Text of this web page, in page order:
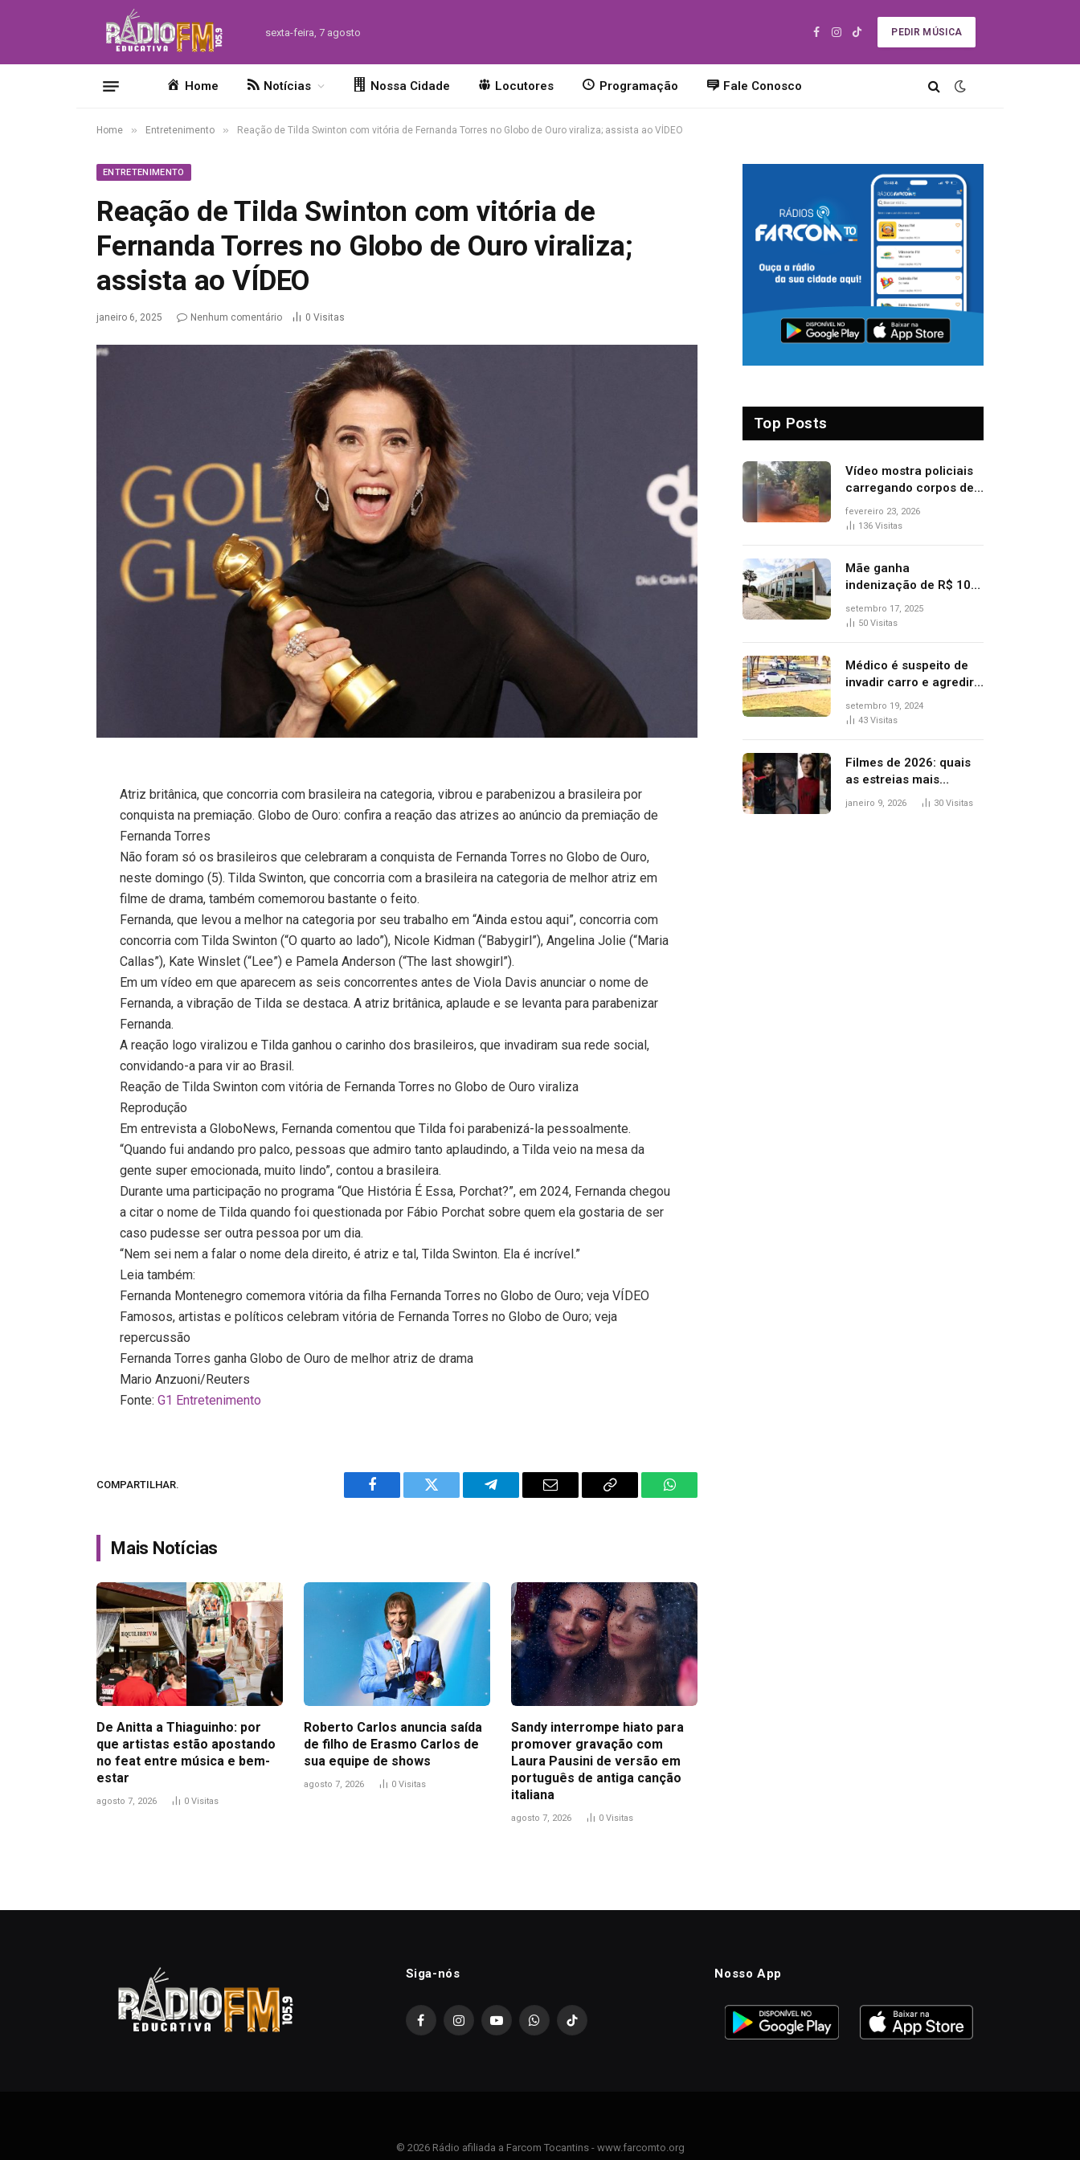
sexta-feira, 7 agosto
Facebook
Instagram
TikTok
PEDIR MÚSICA
Home Notícias Nossa Cidade Locutores Programação Fale Conosco
Home » Entretenimento » Reação de Tilda Swinton com vitória de Fernanda Torres no Globo de Ouro viraliza; assista ao VÍDEO
ENTRETENIMENTO
Reação de Tilda Swinton com vitória de
Fernanda Torres no Globo de Ouro viraliza;
assista ao VÍDEO
janeiro 6, 2025 Nenhum comentário 0 Visitas
Atriz britânica, que concorria com brasileira na categoria, vibrou e parabenizou a brasileira por
conquista na premiação. Globo de Ouro: confira a reação das atrizes ao anúncio da premiação de
Fernanda Torres
Não foram só os brasileiros que celebraram a conquista de Fernanda Torres no Globo de Ouro,
neste domingo (5). Tilda Swinton, que concorria com a brasileira na categoria de melhor atriz em
filme de drama, também comemorou bastante o feito.
Fernanda, que levou a melhor na categoria por seu trabalho em “Ainda estou aqui”, concorria com
concorria com Tilda Swinton (“O quarto ao lado”), Nicole Kidman (“Babygirl”), Angelina Jolie (“Maria
Callas”), Kate Winslet (“Lee”) e Pamela Anderson (“The last showgirl”).
Em um vídeo em que aparecem as seis concorrentes antes de Viola Davis anunciar o nome de
Fernanda, a vibração de Tilda se destaca. A atriz britânica, aplaude e se levanta para parabenizar
Fernanda.
A reação logo viralizou e Tilda ganhou o carinho dos brasileiros, que invadiram sua rede social,
convidando-a para vir ao Brasil.
Reação de Tilda Swinton com vitória de Fernanda Torres no Globo de Ouro viraliza
Reprodução
Em entrevista a GloboNews, Fernanda comentou que Tilda foi parabenizá-la pessoalmente.
“Quando fui andando pro palco, pessoas que admiro tanto aplaudindo, a Tilda veio na mesa da
gente super emocionada, muito lindo”, contou a brasileira.
Durante uma participação no programa “Que História É Essa, Porchat?”, em 2024, Fernanda chegou
a citar o nome de Tilda quando foi questionada por Fábio Porchat sobre quem ela gostaria de ser
caso pudesse ser outra pessoa por um dia.
“Nem sei nem a falar o nome dela direito, é atriz e tal, Tilda Swinton. Ela é incrível.”
Leia também:
Fernanda Montenegro comemora vitória da filha Fernanda Torres no Globo de Ouro; veja VÍDEO
Famosos, artistas e políticos celebram vitória de Fernanda Torres no Globo de Ouro; veja
repercussão
Fernanda Torres ganha Globo de Ouro de melhor atriz de drama
Mario Anzuoni/Reuters
Fonte:G1 Entretenimento
COMPARTILHAR.
Facebook Twitter Telegram Email
Copy
WhatsApp
Mais Notícias
De Anitta a Thiaguinho: por
que artistas estão apostando
no feat entre música e bem-
estar
agosto 7, 2026 0 Visitas
Roberto Carlos anuncia saída
de filho de Erasmo Carlos de
sua equipe de shows
agosto 7, 2026 0 Visitas
Sandy interrompe hiato para
promover gravação com
Laura Pausini de versão em
português de antiga canção
italiana
agosto 7, 2026 0 Visitas
Top Posts
Vídeo mostra policiais
carregando corpos de
suspeitos mortos em
confronto dentro de
fevereiro 23, 2026
136 Visitas
Mãe ganha
indenização de R$ 10
mil após comprar doce
‘zero lactose’ e filha ter
setembro 17, 2025
50 Visitas
Médico é suspeito de
invadir carro e agredir
delegado aposentado
durante confusão no
setembro 19, 2024
43 Visitas
Filmes de 2026: quais
as estreias mais
aguardadas do ano?
janeiro 9, 2026 30 Visitas
Siga-nós
FacebookInstagramYouTubeWhatsAppTikTok
Nosso App
© 2026 Rádio afiliada a Farcom Tocantins - www.farcomto.org